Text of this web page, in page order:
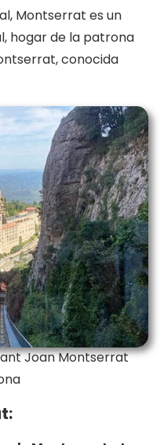
Montserrat es un
hogar de la patrona
conocida
Joan Montserrat